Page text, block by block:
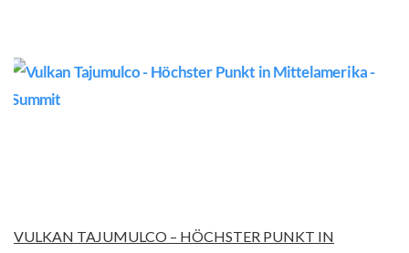
VULKAN TAJUMULCO – HÖCHSTER PUNKT IN